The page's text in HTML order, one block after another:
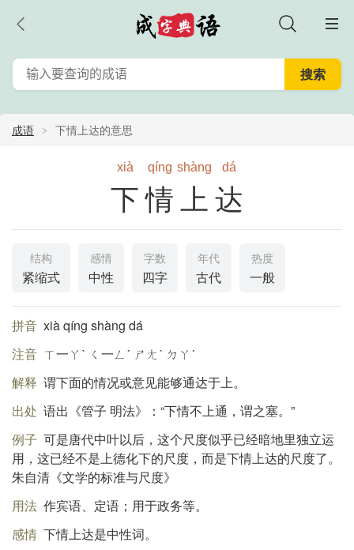
成语 下情上达的意思
xià qíng shàng dá
下情上达
结构
紧缩式
感情
中性
字数
四字
年代
古代
热度
一般
拼音 xià qíng shàng dá
注音 ㄒ一ㄚˋ ㄑ一ㄥˊ ㄕㄤˋ ㄉㄚˊ
解释 谓下面的情况或意见能够通达于上。
出处 语出《管子 明法》：“下情不上通，谓之塞。”
例子 可是唐代中叶以后，这个尺度似乎已经暗地里独立运
用，这已经不是上德化下的尺度，而是下情上达的尺度了。
朱自清《文学的标准与尺度》
用法 作宾语、定语；用于政务等。
感情 下情上达是中性词。